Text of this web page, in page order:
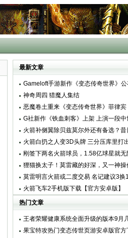
最新文章
Gameloft手游新作《变态传奇世界》
神奇周四 猎魔人集结
恶魔卷土重来《变态传奇世界》菲律宾
iOS商店上线
G社新作《铁血刺客》上架 上演一段中
纪传奇
火箭补侧翼除贝兹莫尔外还有备选？昔
詹皇护卫成莫雷新目标
火箭白扔之人变3D头牌 三分压库里打
八千万身价
刚签下两名火箭球员，1.58亿球星就无
期休战，冲击季后赛无望了
狸猫换太子！莫雷藏的好深，又一神操
达成，乔丹助攻火箭总冠军
莫雷明言火箭或二度交易 名记建议3换1
迎黄蜂侧翼
火箭飞车2手机版下载【官方安卓版】
热门文章
王者荣耀健康系统全面升级的版本9月
日启动
果宝特攻热门变态传世页游安卓版官方